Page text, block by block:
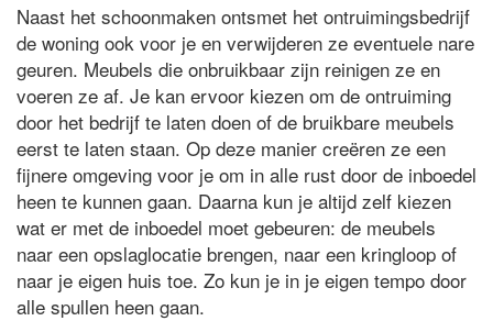
Naast het schoonmaken ontsmet het ontruimingsbedrijf
de woning ook voor je en verwijderen ze eventuele nare
geuren. Meubels die onbruikbaar zijn reinigen ze en
voeren ze af. Je kan ervoor kiezen om de ontruiming
door het bedrijf te laten doen of de bruikbare meubels
eerst te laten staan. Op deze manier creëren ze een
fijnere omgeving voor je om in alle rust door de inboedel
heen te kunnen gaan. Daarna kun je altijd zelf kiezen
wat er met de inboedel moet gebeuren: de meubels
naar een opslaglocatie brengen, naar een kringloop of
naar je eigen huis toe. Zo kun je in je eigen tempo door
alle spullen heen gaan.